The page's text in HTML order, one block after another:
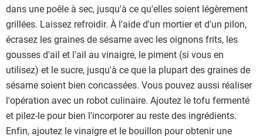
dans une poêle à sec, jusqu'à ce qu'elles soient légèrement
grillées. Laissez refroidir. À l'aide d'un mortier et d'un pilon,
écrasez les graines de sésame avec les oignons frits, les
gousses d'ail et l'ail au vinaigre, le piment (si vous en
utilisez) et le sucre, jusqu'à ce que la plupart des graines de
sésame soient bien concassées. Vous pouvez aussi réaliser
l'opération avec un robot culinaire. Ajoutez le tofu fermenté
et pilez-le pour bien l'incorporer au reste des ingrédients.
Enfin, ajoutez le vinaigre et le bouillon pour obtenir une